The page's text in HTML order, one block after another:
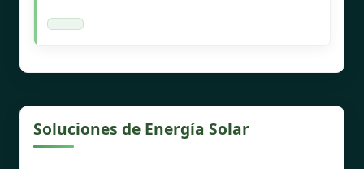
Soluciones de Energía Solar